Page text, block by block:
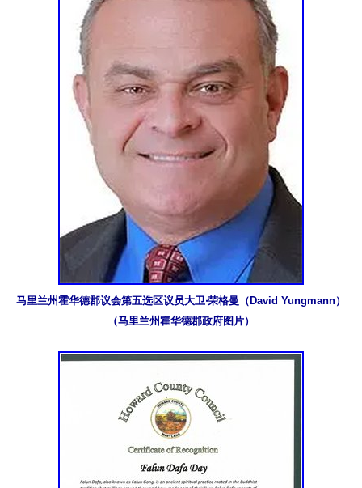
马里兰州霍华德郡议会第五选区议员大卫‧荣格曼（David Yungmann）
（马里兰州霍华德郡政府图片）